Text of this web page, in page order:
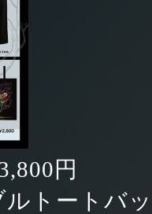
円
ルトートバ